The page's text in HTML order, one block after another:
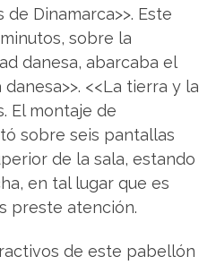
Dinamarca>>. Este
sobre la
danesa, abarcaba el
<<La tierra y la
El montaje de
sobre seis pantallas
de la sala, estando
en tal lugar que es
preste atención.
de este pabellón